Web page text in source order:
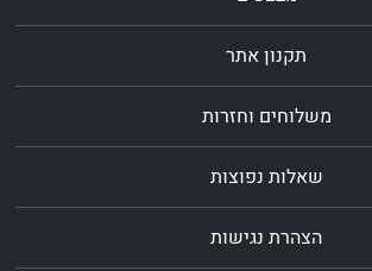
תקנון אתר
משלוחים וחזרות
שאלות נפוצות
הצהרת נגישות